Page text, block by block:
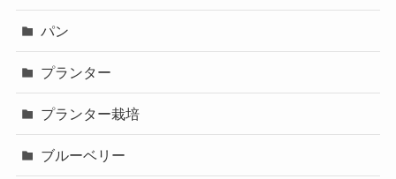
パン
プランター
プランター栽培
ブルーベリー